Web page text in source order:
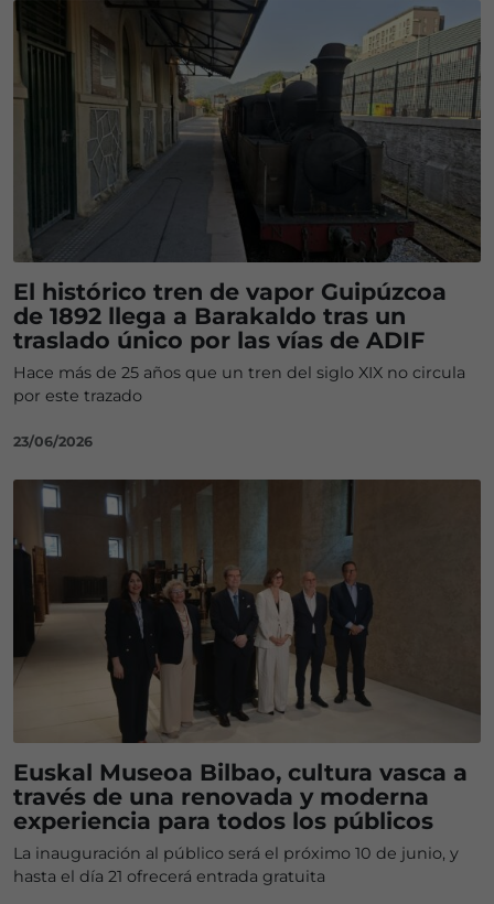
El histórico tren de vapor Guipúzcoa
de 1892 llega a Barakaldo tras un
traslado único por las vías de ADIF
Hace más de 25 años que un tren del siglo XIX no circula
por este trazado
23/06/2026
Euskal Museoa Bilbao, cultura vasca a
través de una renovada y moderna
experiencia para todos los públicos
La inauguración al público será el próximo 10 de junio, y
hasta el día 21 ofrecerá entrada gratuita